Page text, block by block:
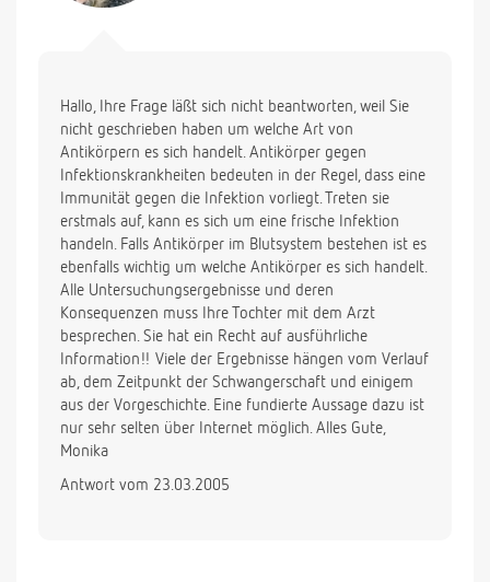
Hallo, Ihre Frage läßt sich nicht beantworten, weil Sie
nicht geschrieben haben um welche Art von
Antikörpern es sich handelt. Antikörper gegen
Infektionskrankheiten bedeuten in der Regel, dass eine
Immunität gegen die Infektion vorliegt. Treten sie
erstmals auf, kann es sich um eine frische Infektion
handeln. Falls Antikörper im Blutsystem bestehen ist es
ebenfalls wichtig um welche Antikörper es sich handelt.
Alle Untersuchungsergebnisse und deren
Konsequenzen muss Ihre Tochter mit dem Arzt
besprechen. Sie hat ein Recht auf ausführliche
Information!! Viele der Ergebnisse hängen vom Verlauf
ab, dem Zeitpunkt der Schwangerschaft und einigem
aus der Vorgeschichte. Eine fundierte Aussage dazu ist
nur sehr selten über Internet möglich. Alles Gute,
Monika
Antwort vom 23.03.2005